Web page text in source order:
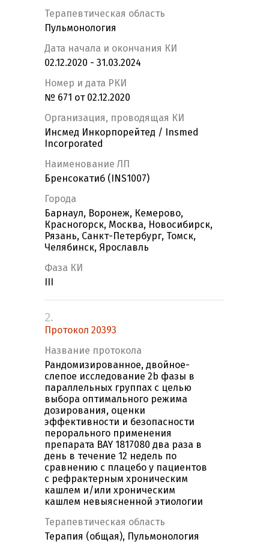
Терапевтическая область
Пульмонология
Дата начала и окончания КИ
02.12.2020 - 31.03.2024
Номер и дата РКИ
№ 671 от 02.12.2020
Организация, проводящая КИ
Инсмед Инкорпорейтед / Insmed
Incorporated
Наименование ЛП
Бренсокатиб (INS1007)
Города
Барнаул, Воронеж, Кемерово,
Красногорск, Москва, Новосибирск,
Рязань, Санкт-Петербург, Томск,
Челябинск, Ярославль
Фаза КИ
2.
Протокол 20393
Название протокола
Рандомизированное, двойное-
слепое исследование 2b фазы в
параллельных группах с целью
выбора оптимального режима
дозирования, оценки
эффективности и безопасности
перорального применения
препарата BAY 1817080 два раза в
день в течение 12 недель по
сравнению с плацебо у пациентов
с рефрактерным хроническим
кашлем и/или хроническим
кашлем невыясненной этиологии
Терапевтическая область
Терапия (общая), Пульмонология